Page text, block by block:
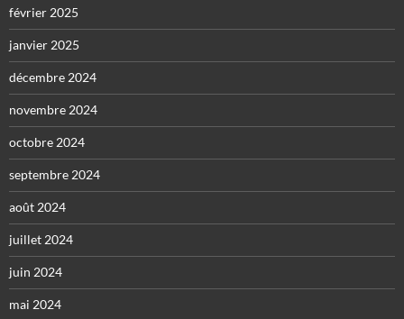
février 2025
janvier 2025
décembre 2024
novembre 2024
octobre 2024
septembre 2024
août 2024
juillet 2024
juin 2024
mai 2024